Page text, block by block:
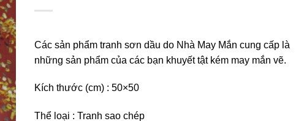
Các sản phẩm tranh sơn dầu do Nhà May Mắn cung cấp là
những sản phẩm của các bạn khuyết tật kém may mắn vẽ.
Kích thước (cm) : 50×50
Thể loại : Tranh sao chép